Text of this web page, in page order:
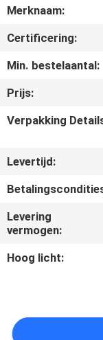
ONGEVEER
ONS
VERZOEK
OM
EEN
CITAAT
Merknaam:
Certificering:
Min. bestelaantal:
Prijs:
Verpakking
Levertijd:
Levering
vermogen:
Hoog licht: